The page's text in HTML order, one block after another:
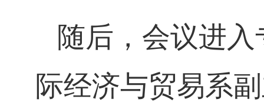
随后，会议进
际经济与贸易系